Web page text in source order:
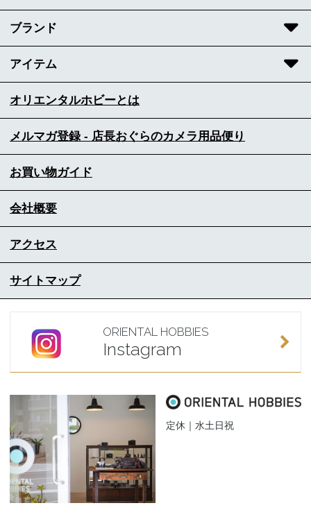
ブランド
アイテム
オリエンタルホビーとは
メルマガ登録 - 店長おぐらのカメラ用品便り
お買い物ガイド
会社概要
アクセス
サイトマップ
ORIENTAL HOBBIES
Instagram
定休｜水土日祝